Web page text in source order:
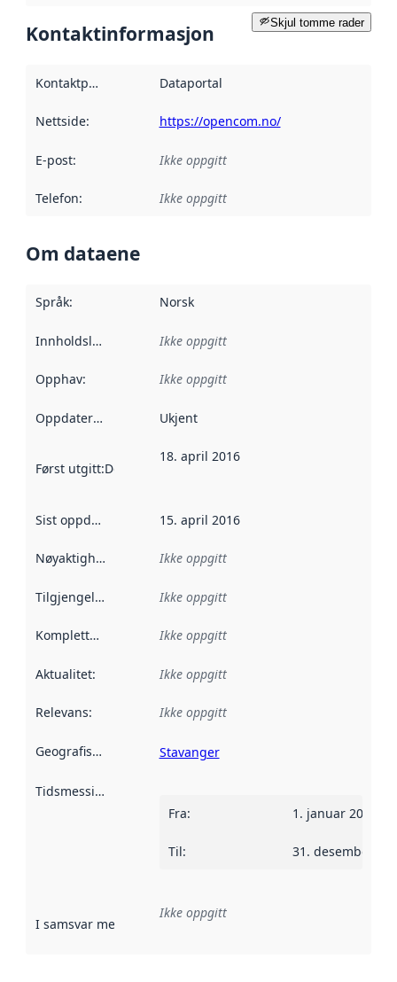
Skjul tomme rader
Kontaktinformasjon
Kontaktpunkt Dataportal
Nettside: https://opencom.no/
E-post: Ikke oppgitt
Telefon: Ikke oppgitt
Om dataene
Språk: Norsk
Innholdsleverandører :
Ikke oppgitt
Opphav: Ikke oppgitt
Oppdateringsfrekvens :
Ukjent
Først utgitt:Denne datoen sier når dataene i dette
18. april 2016
Sist oppdatert 15. april 2016
Nøyaktighet Ikke oppgitt
Tilgjengelighet Ikke oppgitt
Kompletthet Ikke oppgitt
Aktualitet: Ikke oppgitt
Relevans: Ikke oppgitt
Geografisk avgrensning :
Stavanger
Tidsmessig avgrensning
Fra: 1. januar 2016
Til: 31. desember
I samsvar med Referanse til en implementasjonsregel
Ikke oppgitt